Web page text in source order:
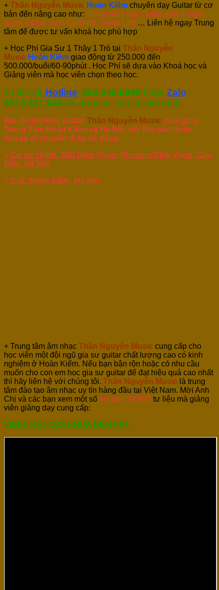
+ Thân Nguyễn Music Hoàn Kiếm chuyên dạy Guitar từ cơ
bản đến nâng cao như: Guitar đệm hát, Guitar Solo Finger
Style, Guitar Solo Cổ Điển, Guitar Led … Liên hệ ngay Trung
tâm để được tư vấn khoá học phù hợp
+ Học Phí Gia Sư 1 Thầy 1 Trò tại Thân Nguyễn
Music Hoàn Kiếm giao động từ 250.000 đến
500.000/buổi/60-90phút . Học Phí sẽ dựa vào Khoá học và
Giảng viên mà học viên chọn theo học.
+ Liên hệ Hotline: 082.548.9999 hoặc Zalo:
0919.421.540 để được tư vấn chi tiết nhất
Địa chỉ lớp Học Guitar Thân Nguyễn Music nằm giữa
Trung Tâm Hoàn Kiếm và Hà Nội, nối liền các Quận
Huyện di chuyển đi lại dễ dàng:
+ Cơ sở chính: 32B Dịch Vọng, Phương Dịch Vọng, Cầu
Giấy, Hà Nội
+ Cs2: Hoàn Kiếm, Hà Nội
+ Trung tâm âm nhạc Thân Nguyễn Music cung cấp cho
học viên một đội ngũ gia sư guitar chất lượng cao có kinh
nghiệm ở Hoàn Kiếm. Nếu bạn bận rộn hoặc có nhu cầu
muốn cho con em học gia sư guitar để đạt hiệu quả cao nhất
thì hãy liên hệ với chúng tôi. Thân Nguyễn Music là trung
tâm đào tạo âm nhạc uy tín hàng đầu tại Việt Nam. Mời Anh
Chị và các bạn xem một số kết quả VIDEO tư liệu mà giảng
viên giảng dạy cung cấp:
VIDEO KẾT QUẢ KHOÁ ĐỆM HÁT: